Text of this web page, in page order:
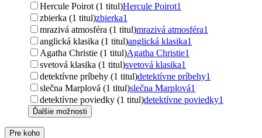
Hercule Poirot (1 titul)Hercule Poirot1
zbierka (1 titul)zbierka1
mrazivá atmosféra (1 titul)mrazivá atmosféra1
anglická klasika (1 titul)anglická klasika1
Agatha Christie (1 titul)Agatha Christie1
svetová klasika (1 titul)svetová klasika1
detektívne príbehy (1 titul)detektívne príbehy1
slečna Marplová (1 titul)slečna Marplová1
detektívne poviedky (1 titul)detektívne poviedky1
Ďalšie možnosti
Pre koho